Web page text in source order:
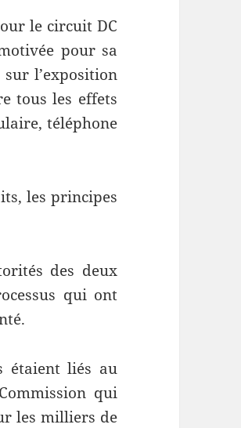
le circuit DC
pour sa
l’exposition
tous les effets
téléphone
les principes
des deux
qui ont
étaient liés au
qui
les milliers de